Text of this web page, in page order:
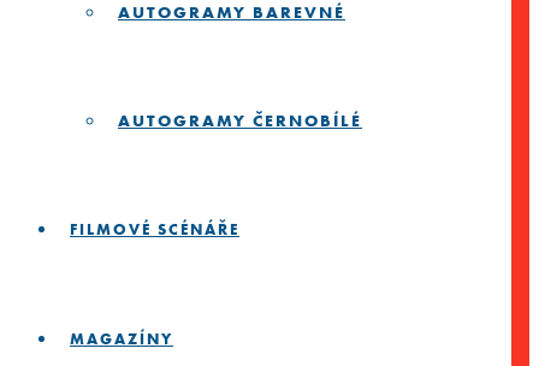
AUTOGRAMY BAREVNÉ
AUTOGRAMY ČERNOBÍLÉ
FILMOVÉ SCÉNÁŘE
MAGAZÍNY